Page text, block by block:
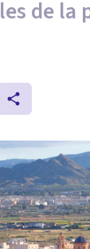
de la